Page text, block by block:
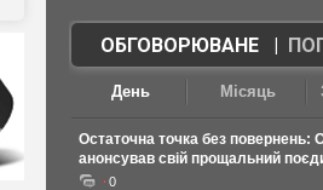
ОБГОВОРЮВАНЕ|
День Місяць
Остаточна точка без повернень:
анонсував свій прощальний
0